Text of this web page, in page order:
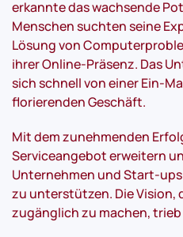
erkannte das wachsende
Menschen suchten seine
Lösung von
ihrer Online-Präsenz. Das
sich schnell von einer Ein-
florierenden Geschäft.
Mit dem zunehmenden
Serviceangebot erweitern
Unternehmen und Start-
zu unterstützen. Die Vision,
zugänglich zu machen,